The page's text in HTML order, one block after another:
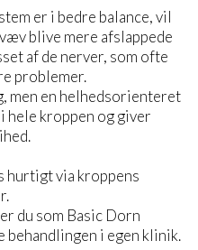
er i bedre balance, vil
blive mere afslappede
af de nerver, som ofte
problemer.
men en helhedsorienteret
kroppen og giver
hurtigt via kroppens
du som Basic Dorn
behandlingen i egen klinik.